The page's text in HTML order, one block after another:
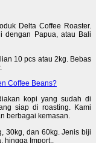
Delta Coffee Roaster.
dengan Papua, atau Bali
10 pcs atau 2kg. Bebas
Coffee Beans?
kopi yang sudah di
siap di roasting. Kami
berbagai kemasan.
30kg, dan 60kg. Jenis biji
Import,.